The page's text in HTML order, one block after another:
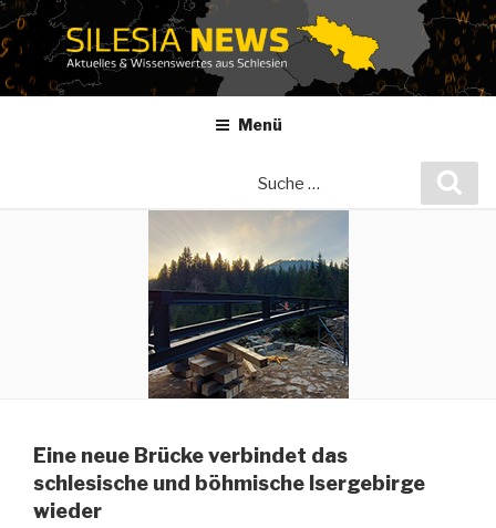
Zum
Inhalt
springen
Menü
Eine neue Brücke verbindet das
schlesische und böhmische Isergebirge
wieder